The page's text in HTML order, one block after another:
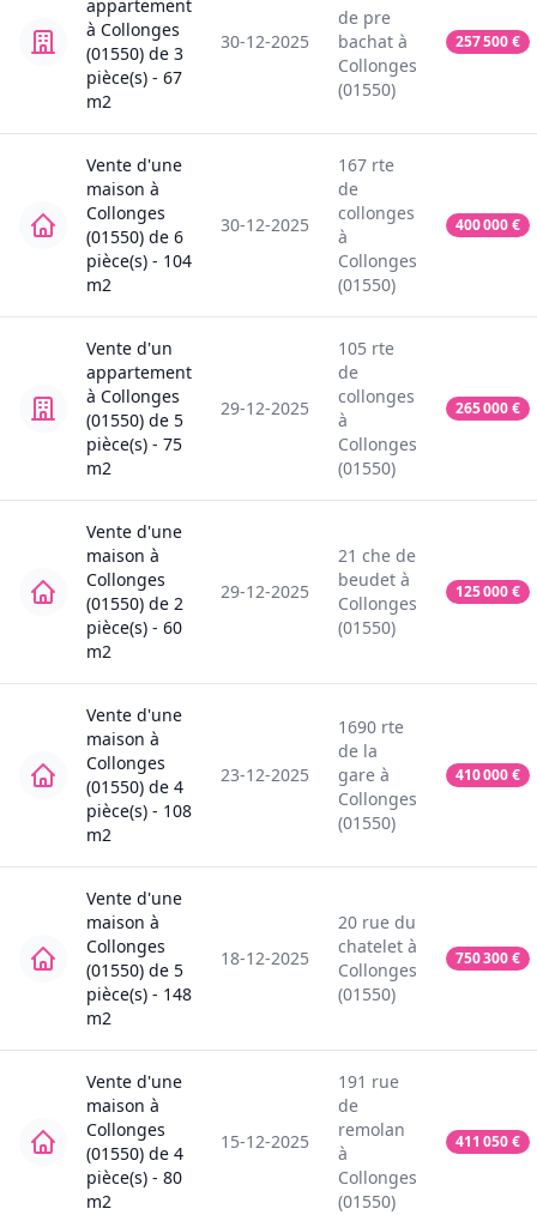
appartement
à Collonges
(01550) de 3
pièce(s) - 67
m2
30-12-2025
de pre
bachat à
Collonges
(01550)
257 500€
Vente d'une
maison à
Collonges
(01550) de 6
pièce(s) - 104
m2
30-12-2025
167 rte
de
collonges
à
Collonges
(01550)
400 000€
Vente d'un
appartement
à Collonges
(01550) de 5
pièce(s) - 75
m2
29-12-2025
105 rte
de
collonges
à
Collonges
(01550)
265 000€
Vente d'une
maison à
Collonges
(01550) de 2
pièce(s) - 60
m2
29-12-2025
21 che de
beudet à
Collonges
(01550)
125 000€
Vente d'une
maison à
Collonges
(01550) de 4
pièce(s) - 108
m2
23-12-2025
1690 rte
de la
gare à
Collonges
(01550)
410 000€
Vente d'une
maison à
Collonges
(01550) de 5
pièce(s) - 148
m2
18-12-2025
20 rue du
chatelet à
Collonges
(01550)
750 300€
Vente d'une
maison à
Collonges
(01550) de 4
pièce(s) - 80
m2
15-12-2025
191 rue
de
remolan
à
Collonges
(01550)
411 050€